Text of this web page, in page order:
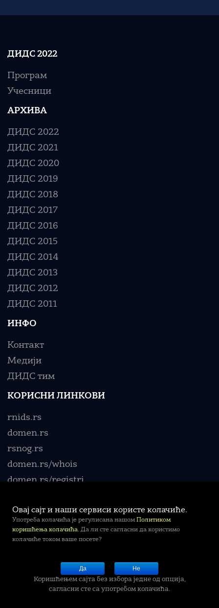
ДИДС 2022
Програм
Учесници
АРХИВА
ДИДС 2022
ДИДС 2021
ДИДС 2020
ДИДС 2019
ДИДС 2018
ДИДС 2017
ДИДС 2016
ДИДС 2015
ДИДС 2014
ДИДС 2013
ДИДС 2012
ДИДС 2011
ИНФО
Контакт
Медији
ДИДС тим
КОРИСНИ ЛИНКОВИ
rnids.rs
domen.rs
rsnog.rs
domen.rs/whois
domen.rs/registri
Политика приватности
Услови коришћења
Политика коришћења колачића
Овај сајт и наши сервиси користе колачиће.
Употреба колачића је регулисана нашомПолитиком
коришћења колачића. Да ли сте сагласни да користимо
колачиће током ваше посете?
Да Не
Коришћењем сајта без избора једне од опција,
сагласни сте са употребом колачића.